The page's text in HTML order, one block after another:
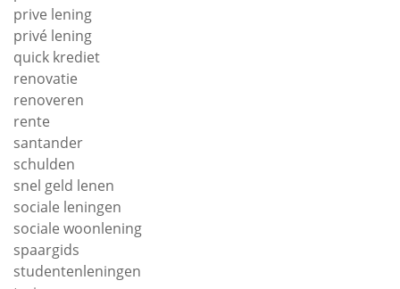
prive lening
privé lening
quick krediet
renovatie
renoveren
rente
santander
schulden
snel geld lenen
sociale leningen
sociale woonlening
spaargids
studentenleningen